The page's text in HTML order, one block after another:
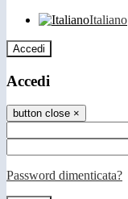
Italiano
Accedi
Accedi
button close ×
Password dimenticata?